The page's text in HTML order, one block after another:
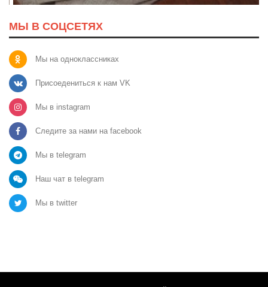
МЫ В СОЦСЕТЯХ
Мы на одноклассниках
Присоедениться к нам VK
Мы в instagram
Следите за нами на facebook
Мы в telegram
Наш чат в telegram
Мы в twitter